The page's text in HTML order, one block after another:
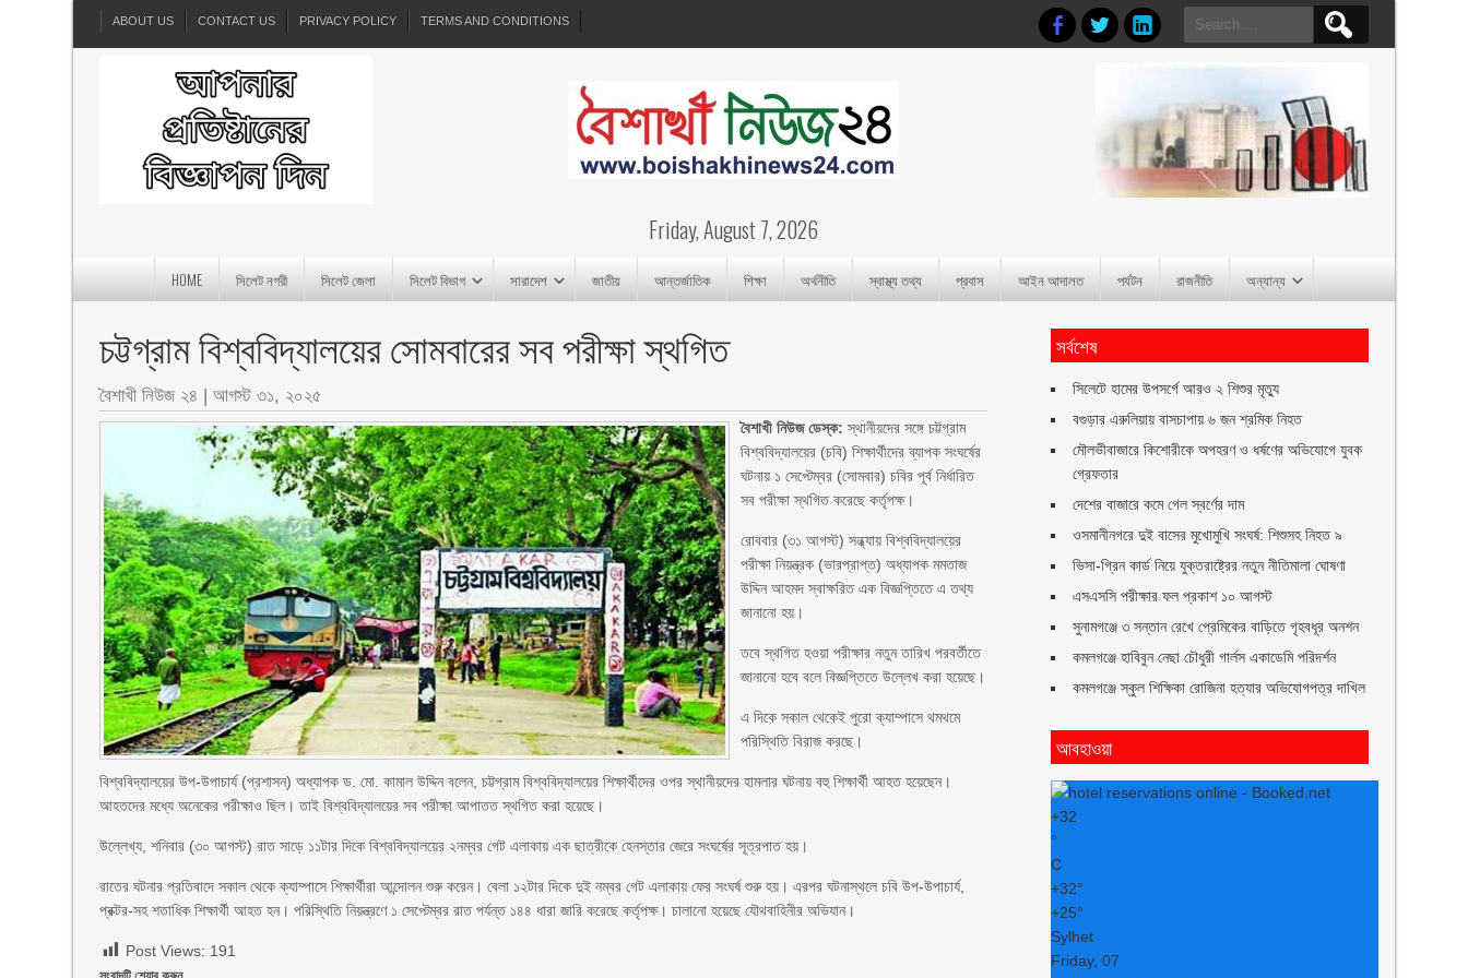
ABOUT US CONTACT US PRIVACY POLICY TERMS AND CONDITIONS
Search
for:
Friday, August 7, 2026
HOME সিলেট নগরী সিলেট জেলা সিলেট বিভাগ সারাদেশ জাতীয় আন্তর্জাতিক শিক্ষা অর্থনীতি স্বাস্থ্য তথ্য প্রবাস আইন আদালত পর্যটন রাজনীতি অন্যান্য
চট্টগ্রাম বিশ্ববিদ্যালয়ের সোমবারের সব পরীক্ষা স্থগিত
বৈশাখী নিউজ ২৪ |আগস্ট ৩১, ২০২৫
বৈশাখী নিউজ ডেস্ক: স্থানীয়দের সঙ্গে চট্টগ্রাম
বিশ্ববিদ্যালয়ের (চবি) শিক্ষার্থীদের ব্যাপক সংঘর্ষের
ঘটনায় ১ সেপ্টেম্বর (সোমবার) চবির পূর্ব নির্ধারিত
সব পরীক্ষা স্থগিত করেছে কর্তৃপক্ষ।
রোববার (৩১ আগস্ট) সন্ধ্যায় বিশ্ববিদ্যালয়ের
পরীক্ষা নিয়ন্ত্রক (ভারপ্রাপ্ত) অধ্যাপক মমতাজ
উদ্দিন আহমদ স্বাক্ষরিত এক বিজ্ঞপ্তিতে এ তথ্য
জানানো হয়।
তবে স্থগিত হওয়া পরীক্ষার নতুন তারিখ পরবর্তীতে
জানানো হবে বলে বিজ্ঞপ্তিতে উল্লেখ করা হয়েছে।
এ দিকে সকাল থেকেই পুরো ক্যাম্পাসে থমথমে
পরিস্থিতি বিরাজ করছে।
বিশ্ববিদ্যালয়ের উপ-উপাচার্য (প্রশাসন) অধ্যাপক ড. মো. কামাল উদ্দিন বলেন, চট্টগ্রাম বিশ্ববিদ্যালয়ের শিক্ষার্থীদের ওপর স্থানীয়দের হামলার ঘটনায় বহু শিক্ষার্থী আহত হয়েছেন।
আহতদের মধ্যে অনেকের পরীক্ষাও ছিল। তাই বিশ্ববিদ্যালয়ের সব পরীক্ষা আপাতত স্থগিত করা হয়েছে।
উল্লেখ্য, শনিবার (৩০ আগস্ট) রাত সাড়ে ১১টার দিকে বিশ্ববিদ্যালয়ের ২নম্বর গেট এলাকায় এক ছাত্রীকে হেনস্তার জেরে সংঘর্ষের সূত্রপাত হয়।
রাতের ঘটনার প্রতিবাদে সকাল থেকে ক্যাম্পাসে শিক্ষার্থীরা আন্দোলন শুরু করেন। বেলা ১২টার দিকে দুই নম্বর গেট এলাকায় ফের সংঘর্ষ শুরু হয়। এরপর ঘটনাস্থলে চবি উপ-উপাচার্য,
প্রক্টর-সহ শতাধিক শিক্ষার্থী আহত হন। পরিস্থিতি নিয়ন্ত্রণে ১ সেপ্টেম্বর রাত পর্যন্ত ১৪৪ ধারা জারি করেছে কর্তৃপক্ষ। চালানো হয়েছে যৌথবাহিনীর অভিযান।
Post Views: 191
সংবাদটি শেয়ার করুন
সর্বশেষ
সিলেটে হামের উপসর্গে আরও ২ শিশুর মৃত্যু
বগুড়ার এরুলিয়ায় বাসচাপায় ৬ জন শ্রমিক নিহত
মৌলভীবাজারে কিশোরীকে অপহরণ ও ধর্ষণের অভিযোগে যুবক
গ্রেফতার
দেশের বাজারে কমে গেল স্বর্ণের দাম
ওসমানীনগরে দুই বাসের মুখোমুখি সংঘর্ষ: শিশুসহ নিহত ৯
ভিসা-গ্রিন কার্ড নিয়ে যুক্তরাষ্ট্রের নতুন নীতিমালা ঘোষণা
এসএসসি পরীক্ষার ফল প্রকাশ ১০ আগস্ট
সুনামগঞ্জে ৩ সন্তান রেখে প্রেমিকের বাড়িতে গৃহবধূর অনশন
কমলগঞ্জে হাবিবুন নেছা চৌধুরী গার্লস একাডেমি পরিদর্শন
কমলগঞ্জে স্কুল শিক্ষিকা রোজিনা হত্যার অভিযোগপত্র দাখিল
আবহাওয়া
+32
°
C
+32°
+25°
Sylhet
Friday, 07